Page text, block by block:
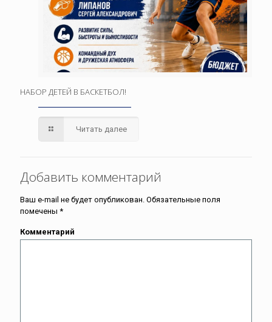
НАБОР ДЕТЕЙ В БАСКЕТБОЛ!
Читать далее
Добавить комментарий
Ваш e-mail не будет опубликован. Обязательные поля
помечены *
Комментарий